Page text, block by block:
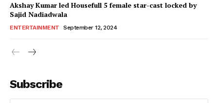
Akshay Kumar led Housefull 5 female star-cast locked by
Sajid Nadiadwala
ENTERTAINMENT September 12, 2024
Subscribe